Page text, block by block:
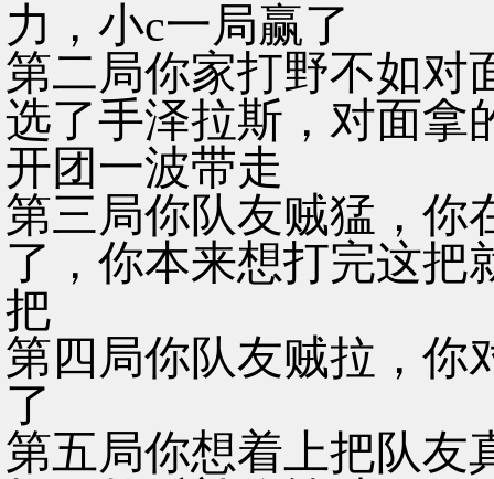
力，小c一局赢了
第二局你家打野不如对
选了手泽拉斯，对面拿
开团一波带走
第三局你队友贼猛，你
了，你本来想打完这把
把
第四局你队友贼拉，你
了
第五局你想着上把队友